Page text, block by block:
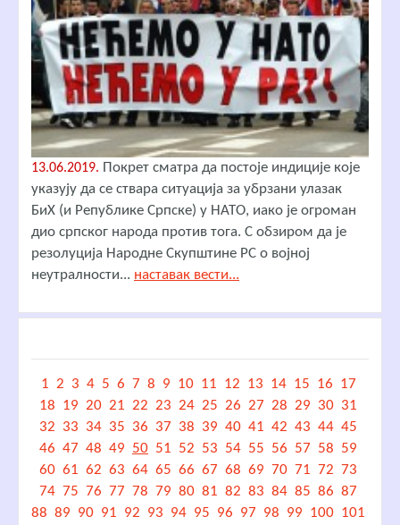
13.06.2019. Покрет сматра да постоје индиције које
указују да се ствара ситуација за убрзани улазак
БиХ (и Републике Српске) у НАТО, иако је огроман
дио српског народа против тога. С обзиром да је
резолуција Народне Скупштине РС о војној
неутралности... наставак вести...
1 2 3 4 5 6 7 8 9 10 11 12 13 14 15 16 17
18 19 20 21 22 23 24 25 26 27 28 29 30 31
32 33 34 35 36 37 38 39 40 41 42 43 44 45
46 47 48 49 50 51 52 53 54 55 56 57 58 59
60 61 62 63 64 65 66 67 68 69 70 71 72 73
74 75 76 77 78 79 80 81 82 83 84 85 86 87
88 89 90 91 92 93 94 95 96 97 98 99 100 101